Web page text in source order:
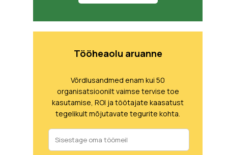
Tööheaolu aruanne
Võrdlusandmed enam kui 50
organisatsioonilt vaimse tervise toe
kasutamise, ROI ja töötajate kaasatust
tegelikult mõjutavate tegurite kohta.